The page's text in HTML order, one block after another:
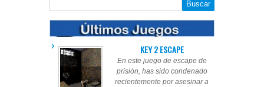
KEY 2 ESCAPE
En este juego de escape de
prisión, has sido condenado
recientemente por asesinar a